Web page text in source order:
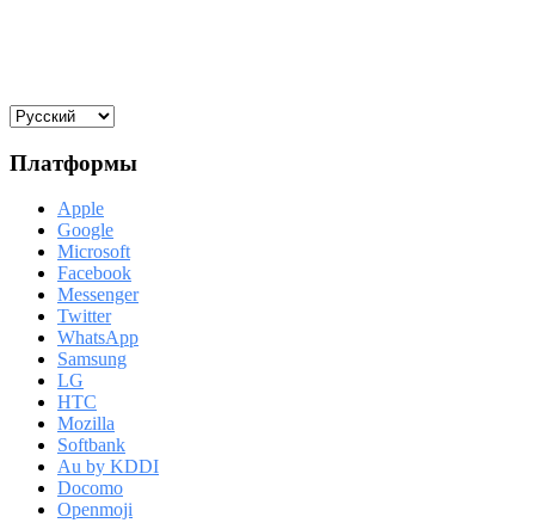
Платформы
Apple
Google
Microsoft
Facebook
Messenger
Twitter
WhatsApp
Samsung
LG
HTC
Mozilla
Softbank
Au by KDDI
Docomo
Openmoji